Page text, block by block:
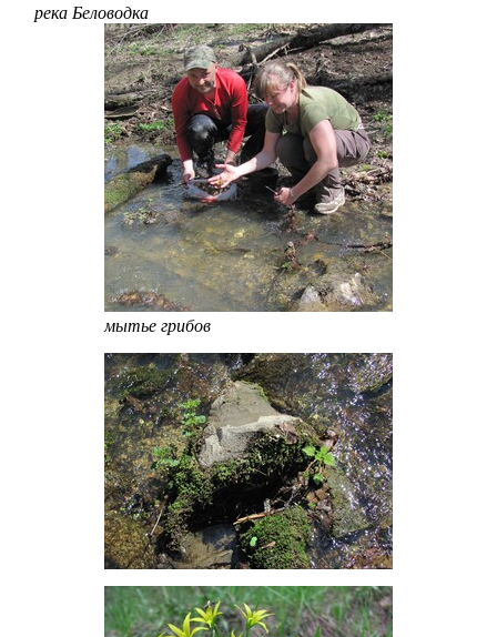
река Беловодка
мытье грибов